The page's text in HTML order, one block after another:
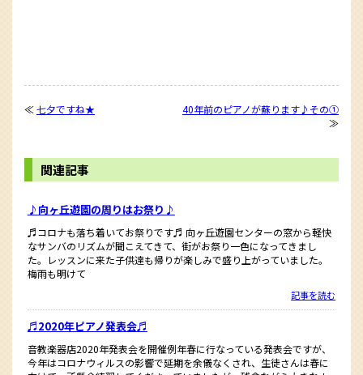
≪七夕ですね★
40年前のピアノが蘇ります♪その①
≫
関連記事
♪向ヶ丘遊園の周りはお祭り♪
♬コロナも落ち着いてお祭りです♬ 向ヶ丘遊園センターの窓から軽快
なサンバのリズムが聞こえてきて、街がお祭り一色になってきまし
た。レッスンに来た子供達も帰りが楽しみで盛り上がっていました。
梅雨も明けて
記事を読む
♬2020年ピアノ発表会♬
音教楽器店2020年発表会を開催例年春に行なっている発表会ですが、
今年はコロナウィルスの影響で延期を余儀なくされ、生徒さんは春に